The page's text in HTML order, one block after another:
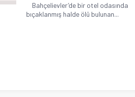
Bahçelievler’de bir otel odasında
bıçaklanmış halde ölü bulunan...